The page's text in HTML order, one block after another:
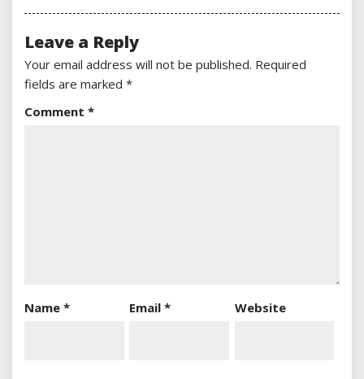
Leave a Reply
Your email address will not be published. Required
fields are marked *
Comment *
Name * Email* Website